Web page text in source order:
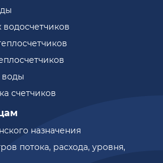
воды
счетчиков
назначения
потока, расхода, уровня,